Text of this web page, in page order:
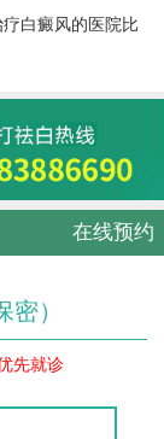
白癜风的医院比
在线预约
密）
先就诊